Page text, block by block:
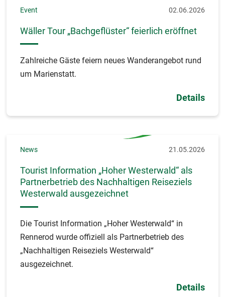
Event 02.06.2026
Wäller Tour „Bachgeflüster“ feierlich eröffnet
Zahlreiche Gäste feiern neues Wanderangebot rund
um Marienstatt.
Details
News 21.05.2026
Tourist Information „Hoher Westerwald“ als
Partnerbetrieb des Nachhaltigen Reiseziels
Westerwald ausgezeichnet
Die Tourist Information „Hoher Westerwald“ in
Rennerod wurde offiziell als Partnerbetrieb des
„Nachhaltigen Reiseziels Westerwald“
ausgezeichnet.
Details